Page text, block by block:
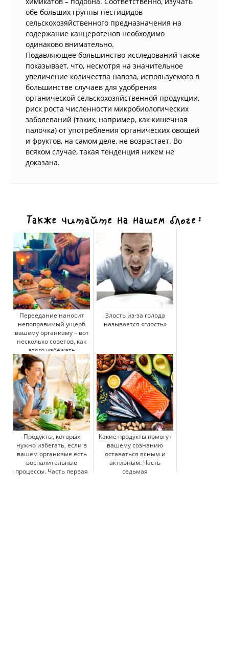
обе больших группы пестицидов
сельскохозяйственного предназначения на
содержание канцерогенов необходимо
одинаково внимательно.
Подавляющее большинство исследований также
показывает, что, несмотря на значительное
увеличение количества навоза, используемого в
большинстве случаев для удобрения
органической сельскохозяйственной продукции,
риск роста численности микробиологических
заболеваний (таких, например, как кишечная
палочка) от употребления органических овощей
и фруктов, на самом деле, не возрастает. Во
всяком случае, такая тенденция никем не
доказана.
Также читайте на нашем блоге:
Переедание наносит
непоправимый ущерб
вашему организму – вот
несколько советов, как
этого избежать
Злость из-за голода
называется «глость»
Продукты, которых
нужно избегать, если в
вашем организме есть
воспалительные
процессы. Часть первая
Какие продукты помогут
вашему сознанию
оставаться ясным и
активным. Часть
седьмая